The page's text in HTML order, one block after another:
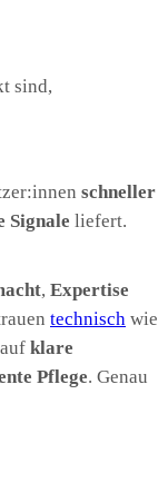
sind,
schneller
Signale liefert.
, Expertise
technisch wie
klare
Pflege. Genau